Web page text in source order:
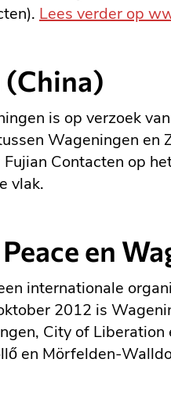
Lees verder op
is op verzoek
Wageningen en
Contacten op
vlak.
en
internationale
2012 is
City of
en Mörfelden-